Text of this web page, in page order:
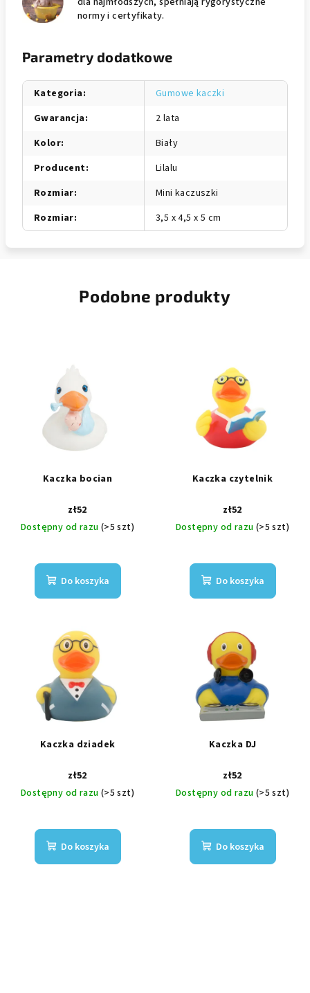
normy i certyfikaty.
Parametry dodatkowe
Kategoria:
Gumowe kaczki
Gwarancja:
2 lata
Kolor:
Biały
Producent:
Lilalu
Rozmiar:
Mini kaczuszki
Rozmiar: 3,5 x 4,5 x 5 cm
Podobne produkty
Kaczka bocian
zł52
Dostępny od razu (>5 szt)
Do koszyka
Kaczka czytelnik
zł52
Dostępny od razu (>5 szt)
Do koszyka
Kaczka dziadek
zł52
Dostępny od razu (>5 szt)
Do koszyka
Kaczka DJ
zł52
Dostępny od razu (>5 szt)
Do koszyka